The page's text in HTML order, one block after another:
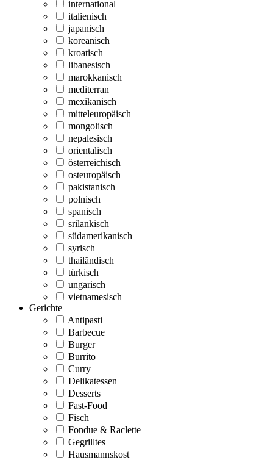
international
italienisch
japanisch
koreanisch
kroatisch
libanesisch
marokkanisch
mediterran
mexikanisch
mitteleuropäisch
mongolisch
nepalesisch
orientalisch
österreichisch
osteuropäisch
pakistanisch
polnisch
spanisch
srilankisch
südamerikanisch
syrisch
thailändisch
türkisch
ungarisch
vietnamesisch
Gerichte
Antipasti
Barbecue
Burger
Burrito
Curry
Delikatessen
Desserts
Fast-Food
Fisch
Fondue & Raclette
Gegrilltes
Hausmannskost